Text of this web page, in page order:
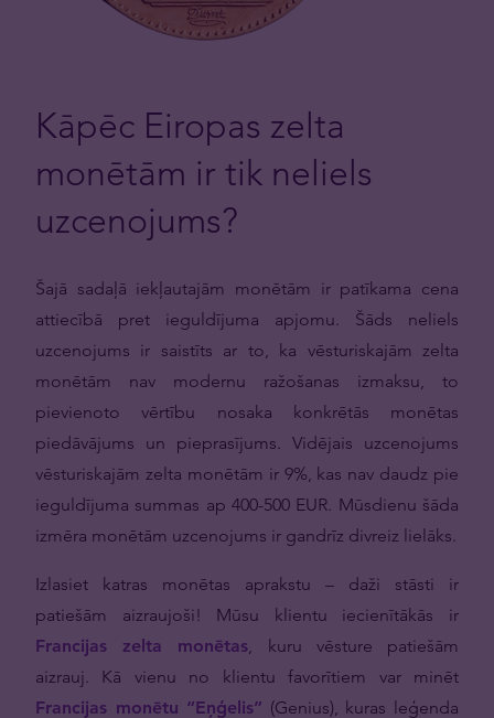
Kāpēc Eiropas zelta
monētām ir tik neliels
uzcenojums?
Šajā sadaļā iekļautajām monētām ir patīkama cena
attiecībā pret ieguldījuma apjomu. Šāds neliels
uzcenojums ir saistīts ar to, ka vēsturiskajām zelta
monētām nav modernu ražošanas izmaksu, to
pievienoto vērtību nosaka konkrētās monētas
piedāvājums un pieprasījums. Vidējais uzcenojums
vēsturiskajām zelta monētām ir 9%, kas nav daudz pie
ieguldījuma summas ap 400-500 EUR. Mūsdienu šāda
izmēra monētām uzcenojums ir gandrīz divreiz lielāks.
Izlasiet katras monētas aprakstu – daži stāsti ir
patiešām aizraujoši! Mūsu klientu iecienītākās ir
Francijas zelta monētas, kuru vēsture patiešām
aizrauj. Kā vienu no klientu favorītiem var minēt
Francijas monētu “Eņģelis” (Genius), kuras leģenda